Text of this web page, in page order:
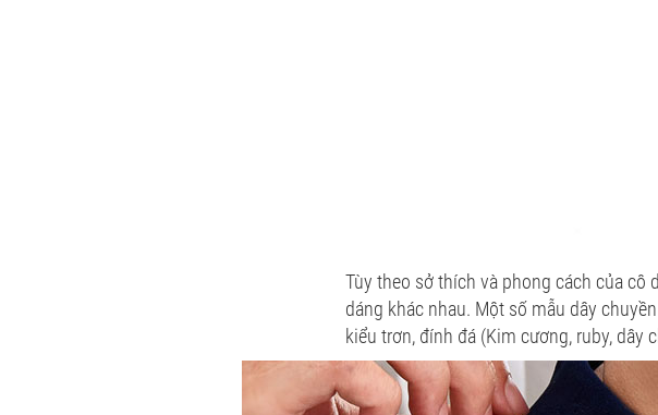
Tùy theo sở thích và phong cách của cô
dáng khác nhau. Một số mẫu dây
kiểu trơn, đính đá (Kim cương, ruby,